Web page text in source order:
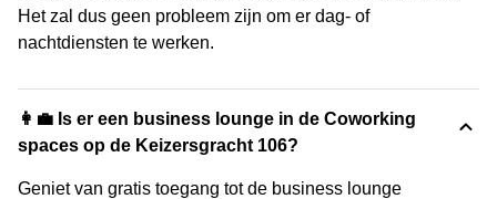
Het zal dus geen probleem zijn om er dag- of
nachtdiensten te werken.
👩‍💼 Is er een business lounge in de Coworking
spaces op de Keizersgracht 106?
Geniet van gratis toegang tot de business lounge